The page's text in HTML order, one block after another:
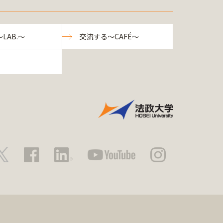
LAB.～ 交流する～CAFÉ～